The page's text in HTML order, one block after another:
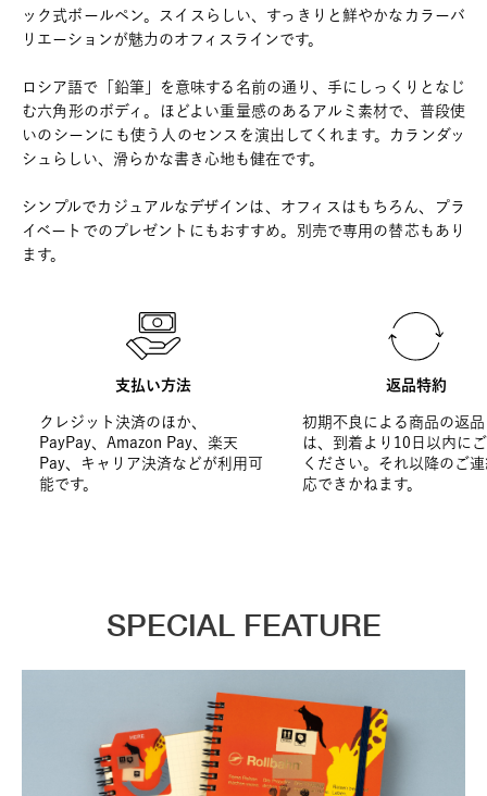
ック式ボールペン。スイスらしい、すっきりと鮮やかなカラーバ
リエーションが魅力のオフィスラインです。
ロシア語で「鉛筆」を意味する名前の通り、手にしっくりとなじ
む六角形のボディ。ほどよい重量感のあるアルミ素材で、普段使
いのシーンにも使う人のセンスを演出してくれます。カランダッ
シュらしい、滑らかな書き心地も健在です。
シンプルでカジュアルなデザインは、オフィスはもちろん、プラ
イベートでのプレゼントにもおすすめ。別売で専用の替芯もあり
ます。
支払い方法
クレジット決済のほか、
PayPay、Amazon Pay、楽天
Pay、キャリア決済などが利用可
能です。
返品特約
初期不良による商品の返
は、到着より10日以内に
ください。それ以降のご
応できかねます。
SPECIAL FEATURE